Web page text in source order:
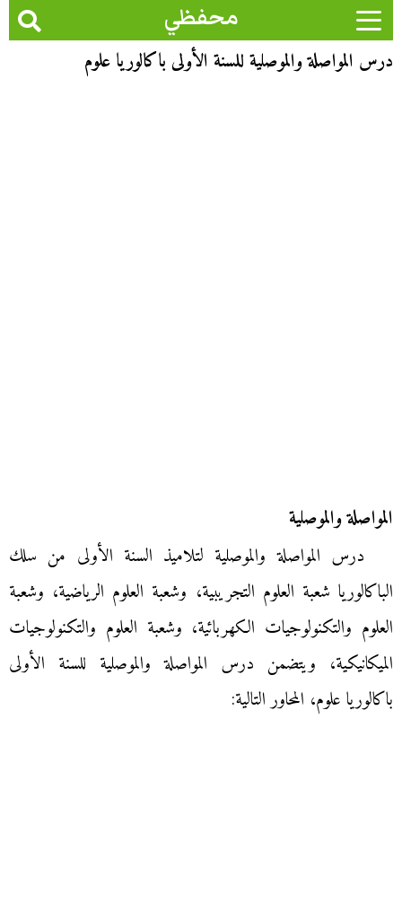
محفظي
درس المواصلة والموصلية للسنة الأولى باكالوريا علوم
المواصلة والموصلية
درس المواصلة والموصلية لتلاميذ السنة الأولى من سلك
الباكالوريا شعبة العلوم التجريبية، وشعبة العلوم الرياضية، وشعبة
العلوم والتكنولوجيات الكهربائية، وشعبة العلوم والتكنولوجيات
الميكانيكية، ويتضمن درس المواصلة والموصلية للسنة الأولى
باكالوريا علوم، المحاور التالية: